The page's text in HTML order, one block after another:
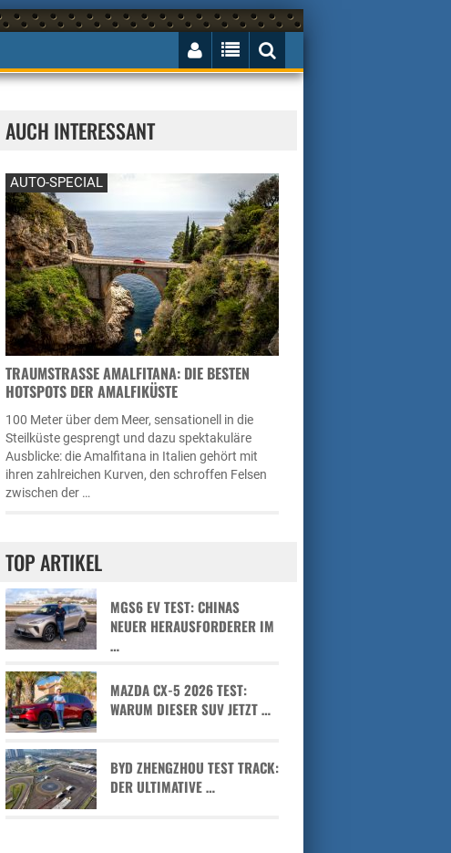
AUCH INTERESSANT
AUTO-SPECIAL
TRAUMSTRASSE AMALFITANA: DIE BESTEN H
OTSPOTS DER AMALFIKÜSTE
100 Meter über dem Meer, sensationell in die
Steilküste gesprengt und dazu spektakuläre
Ausblicke: die Amalfitana in Italien gehört mit
ihren zahlreichen Kurven, den schroffen Felsen
zwischen der …
TOP ARTIKEL
MGS6 EV TEST: CHINAS
NEUER HERAUSFORDERER IM
…
MAZDA CX-5 2026 TEST:
WARUM DIESER SUV JETZT …
BYD ZHENGZHOU TEST TRACK:
DER ULTIMATIVE …